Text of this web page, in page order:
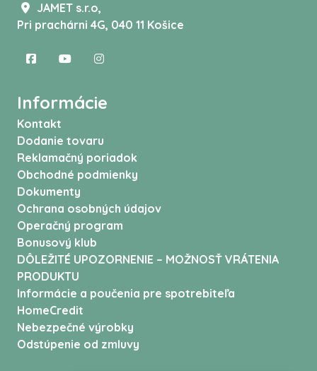
JAMET s.r.o,
Pri prachárni 4G, 040 11 Košice
Informácie
Kontakt
Dodanie tovaru
Reklamačný poriadok
Obchodné podmienky
Dokumenty
Ochrana osobných údajov
Operačný program
Bonusový klub
DÔLEŽITÉ UPOZORNENIE – MOŽNOSŤ VRÁTENIA
PRODUKTU
Informácie a poučenia pre spotrebiteľa
HomeCredit
Nebezpečné výrobky
Odstúpenie od zmluvy